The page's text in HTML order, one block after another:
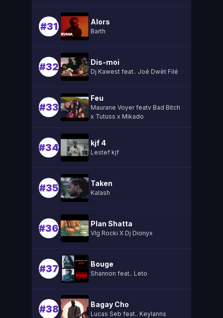
#31 Alors
Barth
#32 Dis-moi
Dj Kawest feat.. Joé Dwèt Filé
#33
Feu
Maurane Voyer featv Bad Bitch
x Tutuss x Mikado
#34 kjf 4
Lestef kjf
#35 Taken
Kalash
#36 Plan Shatta
Vlg Rocki X Dj Dionyx
#37 Bouge
Shannon feat.. Leto
#38 Bagay Cho
Lucas Seb feat.. Keylanns